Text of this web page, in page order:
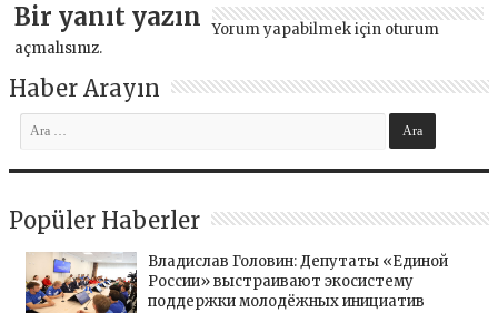
Bir yanıt yazın Yorum yapabilmek için oturum
açmalısınız.
Haber Arayın
Popüler Haberler
Владислав Головин: Депутаты «Единой
России» выстраивают экосистему
поддержки молодёжных инициатив